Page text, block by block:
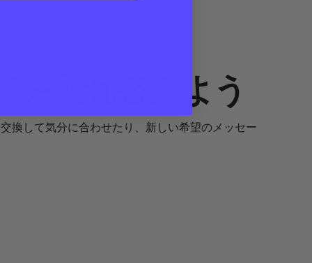
を入れ替えよう
換して気分に合わせたり、新しい希望のメッセー